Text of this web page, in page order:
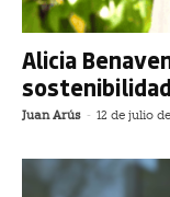
Alicia
Juan Arús - 12 de julio